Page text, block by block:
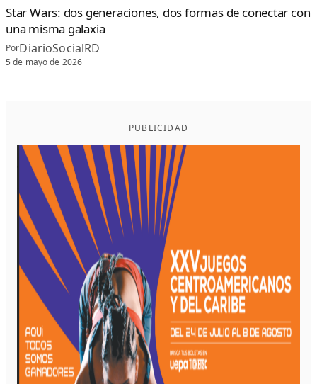
Star Wars: dos generaciones, dos formas de conectar con
una misma galaxia
PorDiarioSocialRD
5 de mayo de 2026
PUBLICIDAD